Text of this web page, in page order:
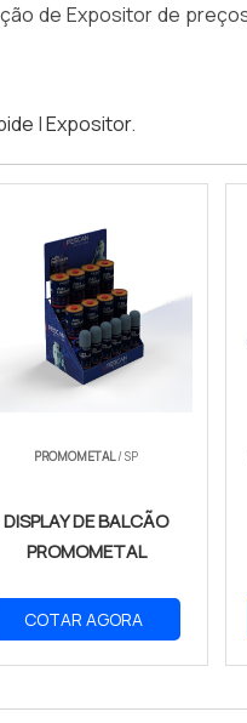
de Expositor de
|Expositor.
PROMOMETAL/ SP
DISPLAY DE BALCÃO
PROMOMETAL
COTAR AGORA